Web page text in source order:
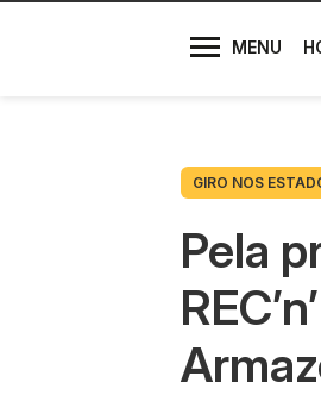
MENU
Diretores
GIRO NOS
Pela